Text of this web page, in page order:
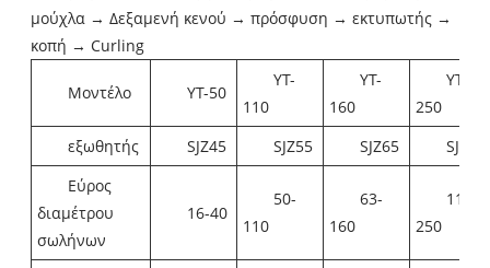
μούχλα → Δεξαμενή κενού → πρόσφυση → εκτυπωτής →
κοπή → Curling
Μοντέλο YT-50
YT-
110
YT-
160
YT-
250
εξωθητής
SJZ45 SJZ55 SJZ65
SJZ65
Εύρος
διαμέτρου
σωλήνων
16-40
50-
110
63-
160
110-
250